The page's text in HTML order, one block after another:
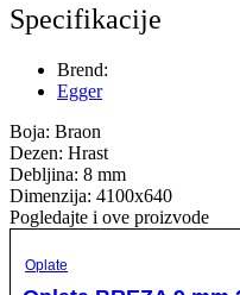
Specifikacije
Brend:
Egger
Boja: Braon
Dezen: Hrast
Debljina: 8 mm
Dimenzija: 4100x640
Pogledajte i ove proizvode
Oplate